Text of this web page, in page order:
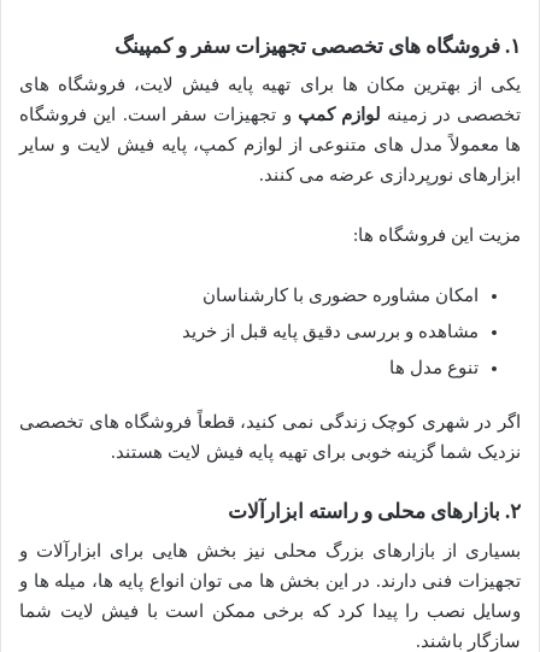
۱. فروشگاه های تخصصی تجهیزات سفر و کمپینگ
یکی از بهترین مکان ها برای تهیه پایه فیش لایت، فروشگاه های
تخصصی در زمینه لوازم کمپ و تجهیزات سفر است. این فروشگاه
ها معمولاً مدل های متنوعی از لوازم کمپ، پایه فیش لایت و سایر
ابزارهای نورپردازی عرضه می کنند.
مزیت این فروشگاه ها:
امکان مشاوره حضوری با کارشناسان
مشاهده و بررسی دقیق پایه قبل از خرید
تنوع مدل ها
اگر در شهری کوچک زندگی نمی کنید، قطعاً فروشگاه های تخصصی
نزدیک شما گزینه خوبی برای تهیه پایه فیش لایت هستند.
۲. بازارهای محلی و راسته ابزارآلات
بسیاری از بازارهای بزرگ محلی نیز بخش هایی برای ابزارآلات و
تجهیزات فنی دارند. در این بخش ها می توان انواع پایه ها، میله ها و
وسایل نصب را پیدا کرد که برخی ممکن است با فیش لایت شما
سازگار باشند.